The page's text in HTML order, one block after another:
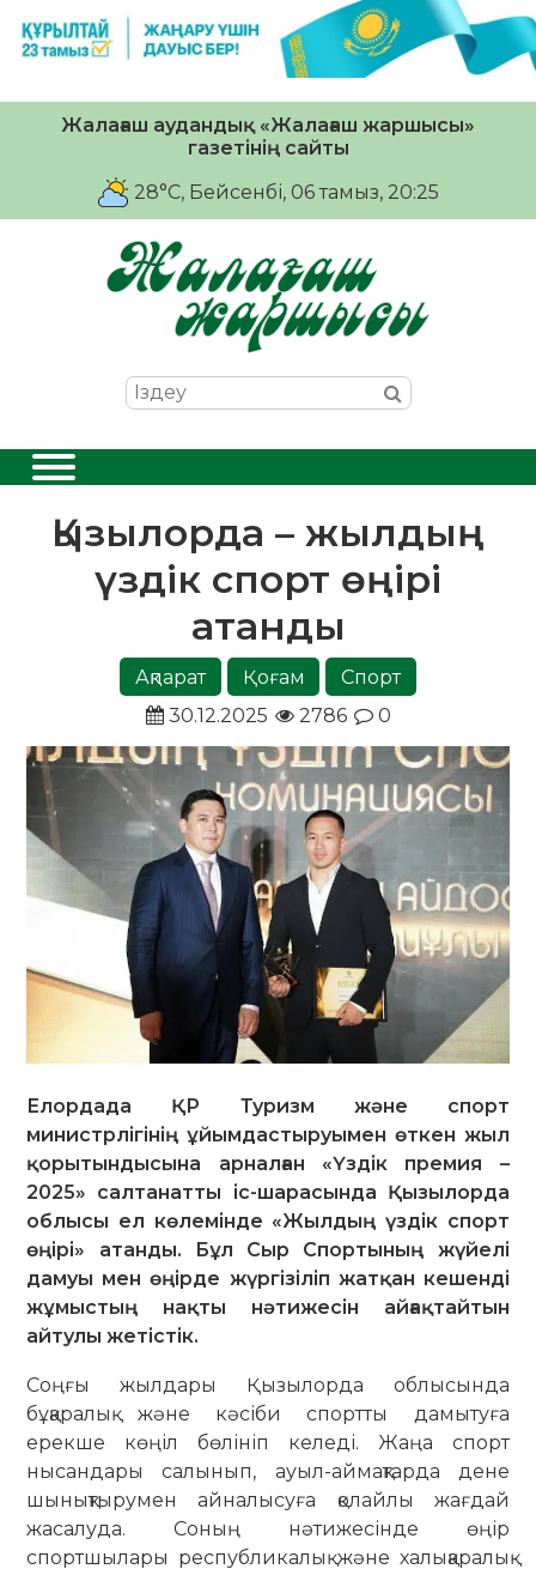
Жалағаш аудандық «Жалағаш жаршысы»
газетінің сайты
28°C, Бейсенбі, 06 тамыз, 20:25
Қызылорда – жылдың
үздік спорт өңірі
атанды
Ақпарат Қоғам
Спорт
30.12.2025
2786 0
Елордада ҚР Туризм және спорт
министрлігінің ұйымдастыруымен өткен жыл
қорытындысына арналған «Үздік премия –
2025» салтанатты іс-шарасында Қызылорда
облысы ел көлемінде «Жылдың үздік спорт
өңірі» атанды. Бұл Сыр Спортының жүйелі
дамуы мен өңірде жүргізіліп жатқан кешенді
жұмыстың нақты нәтижесін айғақтайтын
айтулы жетістік.
Соңғы жылдары Қызылорда облысында
бұқаралық және кәсіби спортты дамытуға
ерекше көңіл бөлініп келеді. Жаңа спорт
нысандары салынып, ауыл-аймақтарда дене
шынықтырумен айналысуға қолайлы жағдай
жасалуда. Соның нәтижесінде өңір
спортшылары республикалық және халықаралық